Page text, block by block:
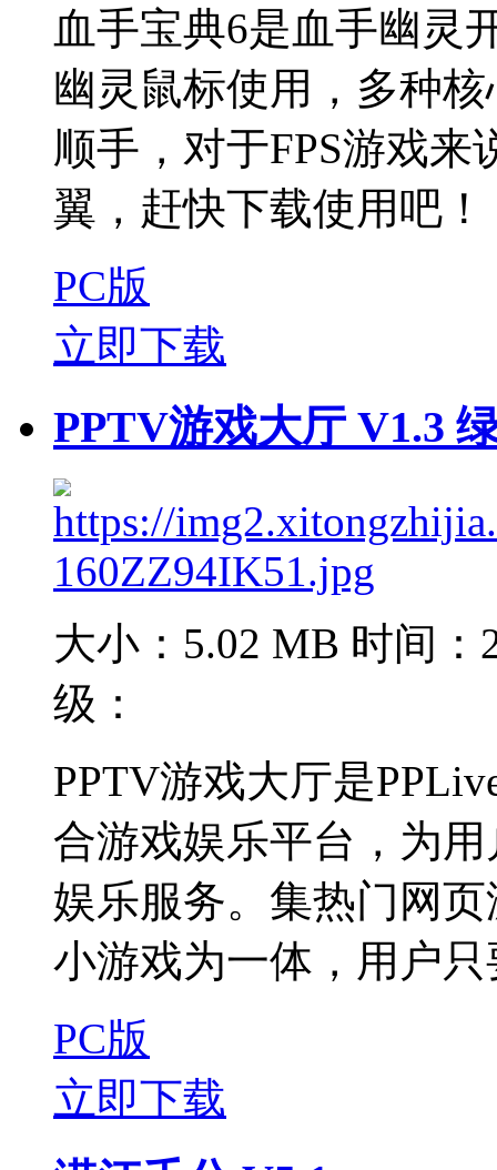
血手宝典6是血手幽灵
幽灵鼠标使用，多种
顺手，对于FPS游戏
翼，赶快下载使用吧！
PC版
立即下载
PPTV游戏大厅 V1.3
大小：5.02 MB 时间：
级：
PPTV游戏大厅是
合游戏娱乐平台，为
娱乐服务。集热门网
小游戏为一体，用户
PC版
立即下载